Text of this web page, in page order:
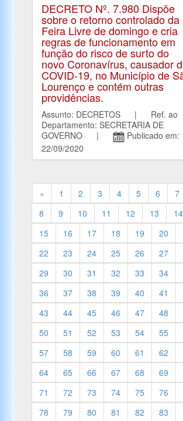
DECRETO Nº. 7.980 Dispõe
sobre o retorno controlado da
Feira Livre de domingo e cria
regras de funcionamento em
função do risco de surto do
novo Coronavírus, causador
COVID-19, no Município de
Lourenço e contém outras
providências.
Assunto: DECRETOS | Ref. ao
Departamento: SECRETARIA DE
GOVERNO |
Publicado em:
22/09/2020
« 1 2 3 4 5 6
7
8
9 10 11 12 13
14
15
16 17 18 19 20
22
23 24 25 26 27
29
30 31 32 33 34
36
37 38 39 40 41
43
44 45 46 47 48
50
51 52 53 54 55
57
58 59 60 61 62
64
65 66 67 68 69
71
72 73 74 75 76
78
79 80 81 82 83